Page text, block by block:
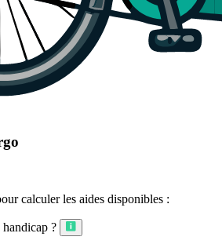
calculer les aides disponibles :
?